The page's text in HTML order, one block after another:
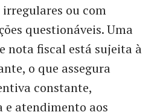
ou com
questionáveis. Uma
nota fiscal está sujeita à
o que assegura
constante,
e atendimento aos